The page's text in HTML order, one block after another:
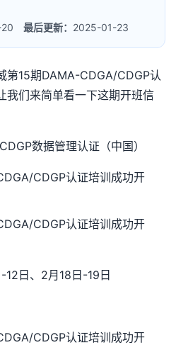
20最后更新： 2025-01-23
第15期DAMA-CDGA/CDGP认
我们来简单看一下这期开班信
数据管理认证（中国）
12日、2月18日-19日